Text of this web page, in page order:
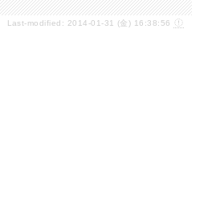
Last-modified: 2014-01-31 (金) 16:38:56